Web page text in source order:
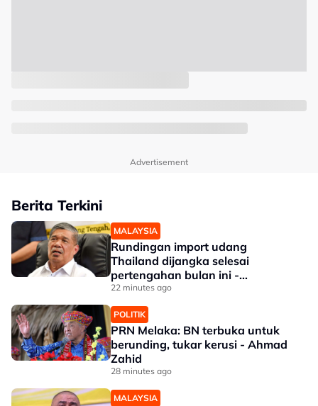
Advertisement
Berita Terkini
MALAYSIA
Rundingan import udang
Thailand dijangka selesai
pertengahan bulan ini -
Mohamad
22 minutes ago
POLITIK
PRN Melaka: BN terbuka untuk
berunding, tukar kerusi - Ahmad
Zahid
28 minutes ago
MALAYSIA